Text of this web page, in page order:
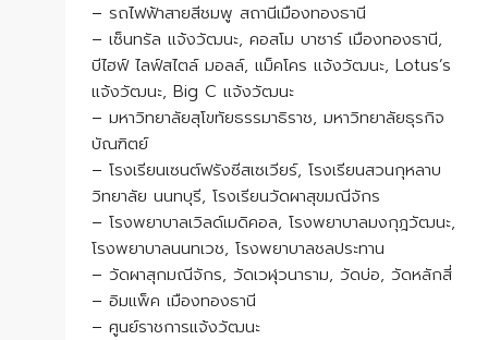
– รถไฟฟ้าสายสีชมพู สถานีเมืองทองธานี
– เซ็นทรัล แจ้งวัฒนะ, คอสโม บาซาร์ เมืองทองธานี,
บีไฮฟ์ ไลฟ์สไตล์ มอลล์, แม็คโคร แจ้งวัฒนะ, Lotus’s
แจ้งวัฒนะ, Big C แจ้งวัฒนะ
– มหาวิทยาลัยสุโขทัยธรรมาธิราช, มหาวิทยาลัยธุรกิจ
บัณฑิตย์
– โรงเรียนเซนต์ฟรังซีสเซเวียร์, โรงเรียนสวนกุหลาบ
วิทยาลัย นนทบุรี, โรงเรียนวัดผาสุขมณีจักร
– โรงพยาบาลเวิลด์เมดิคอล, โรงพยาบาลมงกุฎวัฒนะ,
โรงพยาบาลนนทเวช, โรงพยาบาลชลประทาน
– วัดผาสุกมณีจักร, วัดเวฬุวนาราม, วัดบ่อ, วัดหลักสี่
– อิมแพ็ค เมืองทองธานี
– ศูนย์ราชการแจ้งวัฒนะ